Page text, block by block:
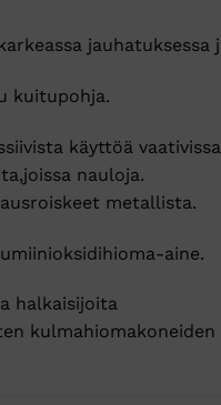
jauhatuksessa
kuitupohja.
käyttöä
nauloja.
metallista.
aine.
halkaisijoita
kulmahiomakoneiden